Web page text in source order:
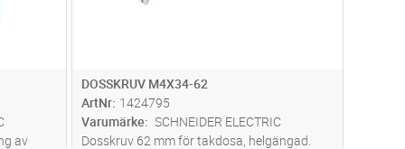
av
DOSSKRUV M4X34-62
ArtNr 1424795
Varumärke
SCHNEIDER ELECTRIC
Dosskruv 62 mm för takdosa, helgängad.